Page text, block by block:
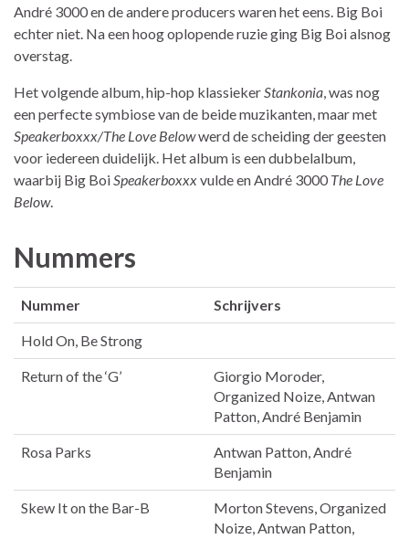
André 3000 en de andere producers waren het eens. Big Boi
echter niet. Na een hoog oplopende ruzie ging Big Boi alsnog
overstag.
Het volgende album, hip-hop klassiekerStankonia, was nog
een perfecte symbiose van de beide muzikanten, maar met
Speakerboxxx/The Love Belowwerd de scheiding der geesten
voor iedereen duidelijk. Het album is een dubbelalbum,
waarbij Big BoiSpeakerboxxxvulde en André 3000 The Love
Below.
Nummers
Nummer Schrijvers
Hold On, Be Strong
Return of the ‘G’
Giorgio Moroder,
Organized Noize, Antwan
Patton, André Benjamin
Rosa Parks
Antwan Patton, André
Benjamin
Skew It on the Bar-B
Morton Stevens, Organized
Noize, Antwan Patton,